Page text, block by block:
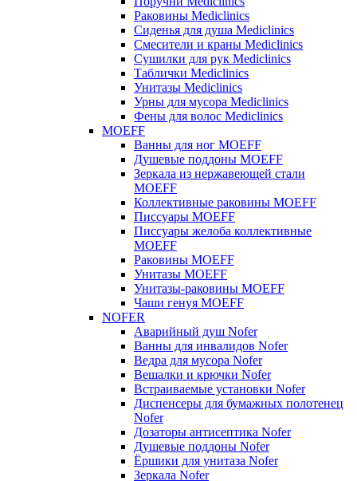
Раковины Mediclinics
Сиденья для душа Mediclinics
Смесители и краны Mediclinics
Сушилки для рук Mediclinics
Таблички Mediclinics
Унитазы Mediclinics
Урны для мусора Mediclinics
Фены для волос Mediclinics
MOEFF
Ванны для ног MOEFF
Душевые поддоны MOEFF
Зеркала из нержавеющей стали
MOEFF
Коллективные раковины MOEFF
Писсуары MOEFF
Писсуары желоба коллективные
MOEFF
Раковины MOEFF
Унитазы MOEFF
Унитазы-раковины MOEFF
Чаши генуя MOEFF
NOFER
Аварийный душ Nofer
Ванны для инвалидов Nofer
Ведра для мусора Nofer
Вешалки и крючки Nofer
Встраиваемые установки Nofer
Диспенсеры для бумажных полотенец
Nofer
Дозаторы антисептика Nofer
Душевые поддоны Nofer
Ёршики для унитаза Nofer
Зеркала Nofer